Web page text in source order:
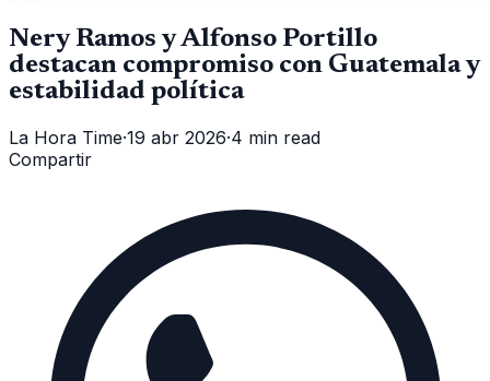
Nery Ramos y Alfonso Portillo
destacan compromiso con Guatemala y
estabilidad política
La Hora Time·19 abr 2026·4 min read
Compartir